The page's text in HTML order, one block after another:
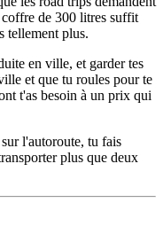
de 300 litres suffit
tellement plus.
en ville, et garder tes
et que tu roules pour te
t'as besoin à un prix qui
l'autoroute, tu fais
plus que deux